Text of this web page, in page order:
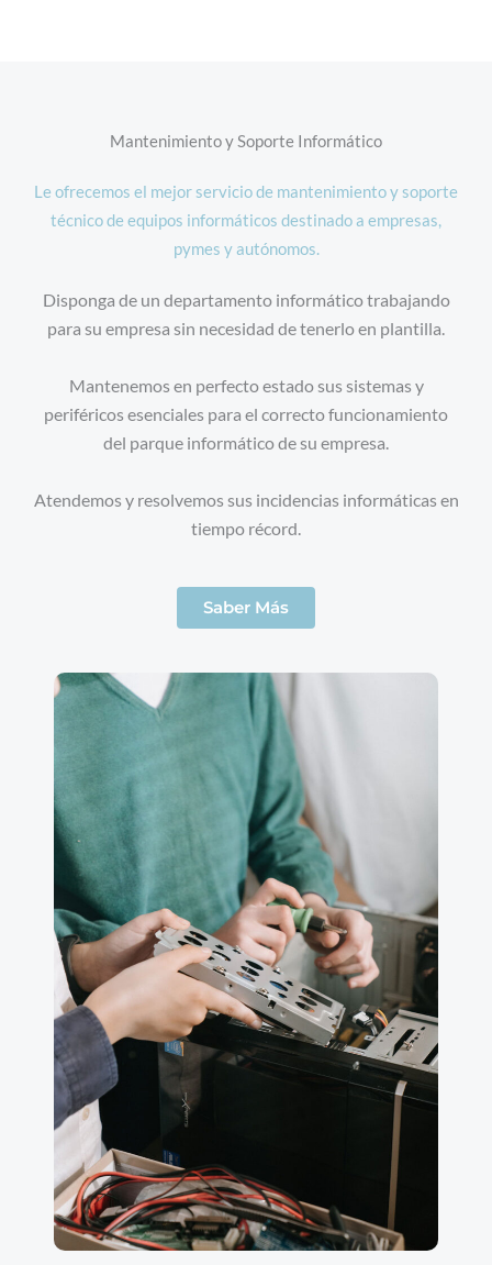
Mantenimiento y Soporte Informático
Le ofrecemos el mejor servicio de mantenimiento y soporte
técnico de equipos informáticos destinado a empresas,
pymes y autónomos.
Disponga de un departamento informático trabajando
para su empresa sin necesidad de tenerlo en plantilla.
Mantenemos en perfecto estado sus sistemas y
periféricos esenciales para el correcto funcionamiento
del parque informático de su empresa.
Atendemos y resolvemos sus incidencias informáticas en
tiempo récord.
Saber Más